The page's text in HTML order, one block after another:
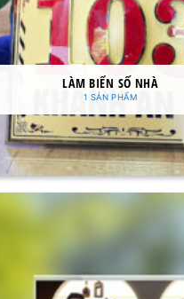
LÀM BIỂN SỐ NHÀ
1 SẢN PHẨM